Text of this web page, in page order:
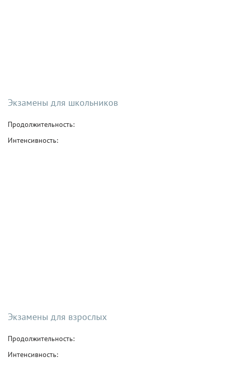
Экзамены для школьников
Продолжительность:
Интенсивность:
Экзамены для взрослых
Продолжительность:
Интенсивность: